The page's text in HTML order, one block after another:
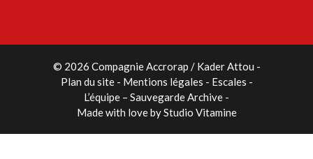
© 2026 Compagnie Accrorap / Kader Attou -
Plan du site
Mentions légales
Escales
L’équipe – Sauvegarde Archive
Made with love byStudio Vitamine